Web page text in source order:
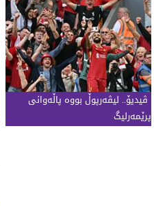
ڤیدیۆ.. لیڤەرپوڵ بووە پاڵەوانی
پرێمەرلیگ